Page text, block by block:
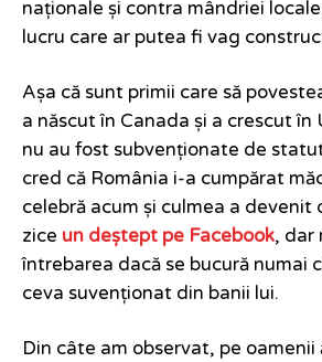
naționale și contra mândriei
lucru care ar putea fi vag
Așa că sunt primii care să
a născut în Canada și a crescut în
nu au fost subvenționate de
cred că România i-a cumpărat
celebră acum și culmea a devenit
zice un deștept pe Facebook, dar
întrebarea dacă se bucură numai
ceva suvenționat din banii lui.
Din câte am observat, pe oamenii